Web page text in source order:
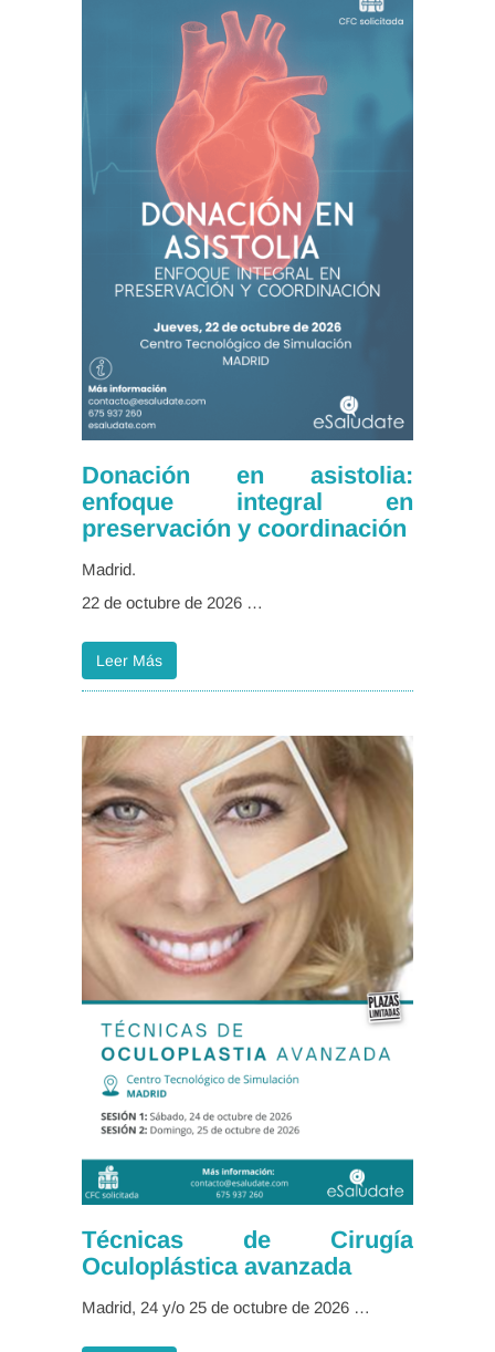
Donación en asistolia:
enfoque integral en
preservación y coordinación
Madrid.
22 de octubre de 2026 …
Leer Más
Técnicas de Cirugía
Oculoplástica avanzada
Madrid, 24 y/o 25 de octubre de 2026 …